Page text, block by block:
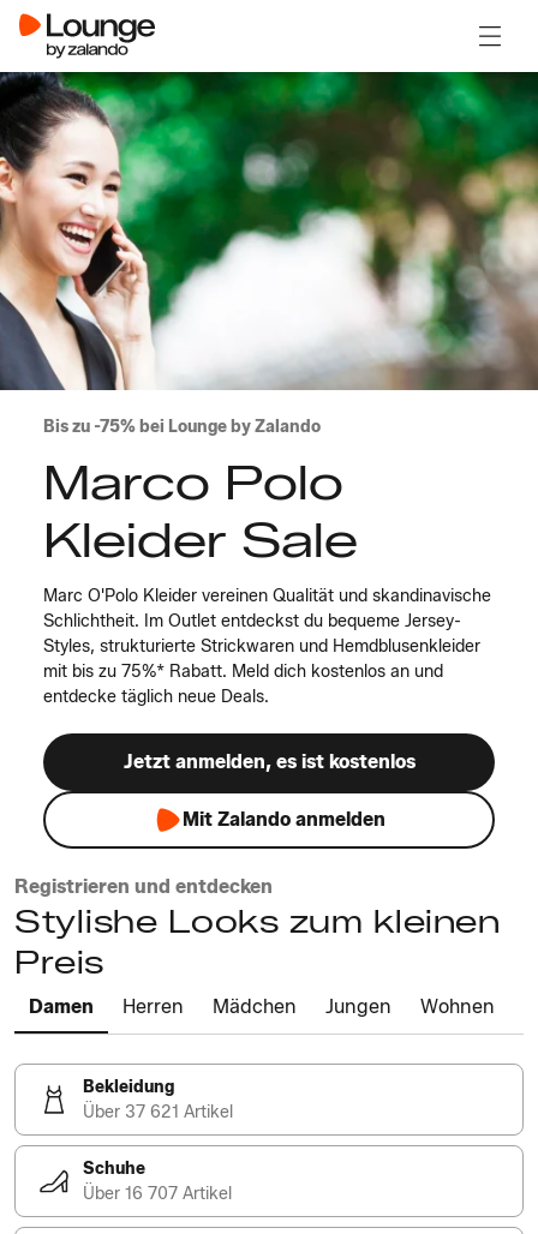
Bis zu -75% bei Lounge by Zalando
Marco Polo
Kleider Sale
Marc O'Polo Kleider vereinen Qualität und skandinavische
Schlichtheit. Im Outlet entdeckst du bequeme Jersey-
Styles, strukturierte Strickwaren und Hemdblusenkleider
mit bis zu 75%* Rabatt. Meld dich kostenlos an und
entdecke täglich neue Deals.
Jetzt anmelden, es ist kostenlos
Mit Zalando anmelden
Registrieren und entdecken
Stylishe Looks zum kleinen
Preis
Damen Herren Mädchen Jungen Wohnen
Bekleidung
Über 37 621 Artikel
Schuhe
Über 16 707 Artikel